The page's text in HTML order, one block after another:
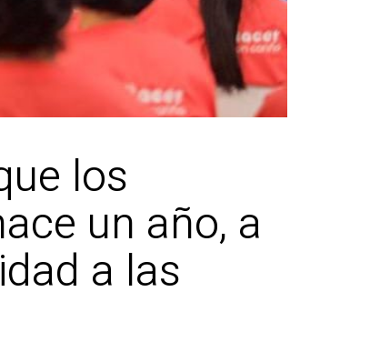
los
un año, a
a las